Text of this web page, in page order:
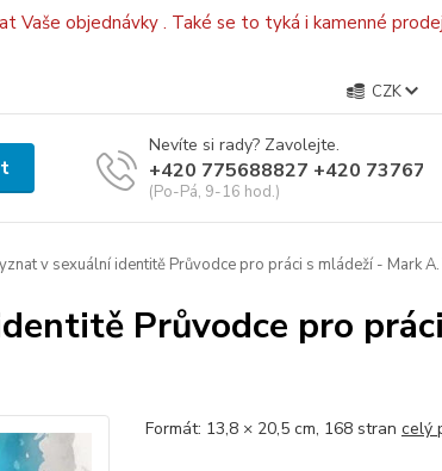
Vaše objednávky . Také se to tyká i kamenné
CZK
Nevíte si rady? Zavolejte.
+420 775688827 +420
(Po-Pá, 9-16 hod.)
v sexuální identitě Průvodce pro práci s mládeží - Mark A.
Průvodce pro
Formát: 13,8 × 20,5 cm, 168 stran celý